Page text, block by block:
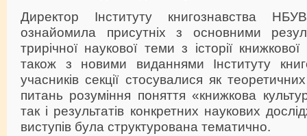
Директор Інституту книгознавства
ознайомила присутніх з основними
трирічної наукової теми з історії
також з новими виданнями Інституту
учасників секції стосувалися як
питань розуміння поняття «книжкова
так і результатів конкретних наукових
виступів була структурована тематично.